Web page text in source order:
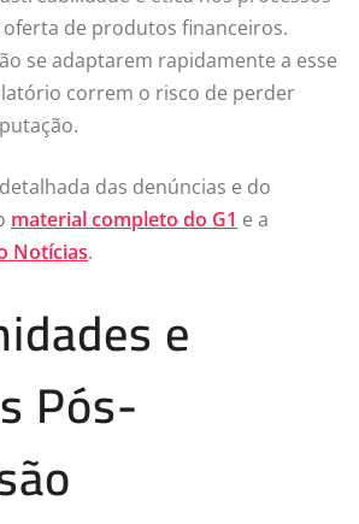
de produtos financeiros.
se adaptarem rapidamente a esse
correm o risco de perder
das denúncias e do
material completo do G1 e a
Notícias.
e
Pós-